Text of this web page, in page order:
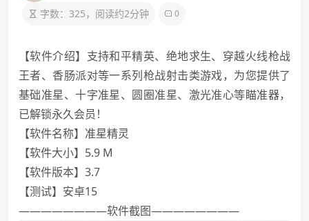
字数：325，阅读约2分钟 0
【软件介绍】支持和平精英、绝地求生、穿越火线枪战
王者、香肠派对等一系列枪战射击类游戏，为您提供了
基础准星、十字准星、圆圈准星、激光准心等瞄准器，
已解锁永久会员！
【软件名称】准星精灵
️【软件大小】5.9 M
【软件版本】3.7
【测试】安卓15
————————软件截图————————